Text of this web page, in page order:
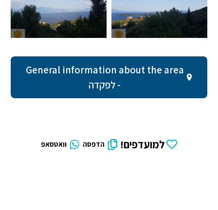
General information about the area
- לפקדה
למועדפים! הדפסה וואטסאפ